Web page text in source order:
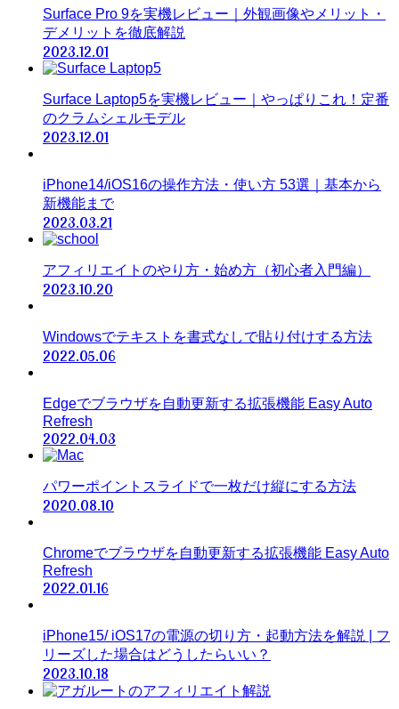
Surface Pro 9を実機レビュー｜外観画像やメリット・
デメリットを徹底解説
2023.12.01
Surface Laptop5を実機レビュー｜やっぱりこれ！定番
のクラムシェルモデル
2023.12.01
iPhone14/iOS16の操作方法・使い方 53選｜基本から
新機能まで
2023.03.21
アフィリエイトのやり方・始め方（初心者入門編）
2023.10.20
Windowsでテキストを書式なしで貼り付けする方法
2022.05.06
Edgeでブラウザを自動更新する拡張機能 Easy Auto
Refresh
2022.04.03
パワーポイントスライドで一枚だけ縦にする方法
2020.08.10
Chromeでブラウザを自動更新する拡張機能 Easy Auto
Refresh
2022.01.16
iPhone15/ iOS17の電源の切り方・起動方法を解説 | フ
リーズした場合はどうしたらいい？
2023.10.18